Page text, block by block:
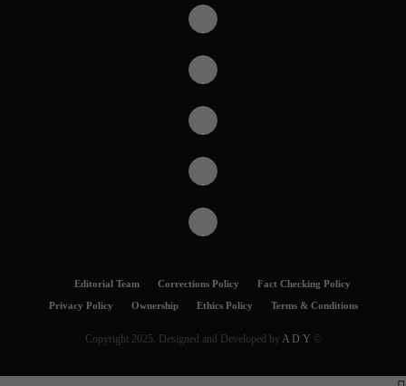
Fact Checking Policy
Corrections Policy
Editorial Team
Terms & Conditions
Ethics Policy
Ownership
Privacy Policy
© Copyright 2025. Designed and Developed by
A D Y